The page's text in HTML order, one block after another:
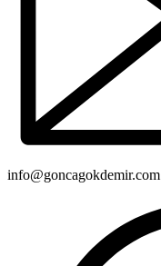
info@goncagokdemir.com